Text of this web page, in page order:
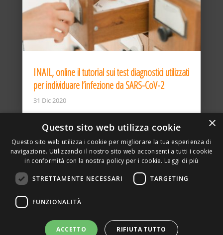
INAIL, online il tutorial sui test diagnostici utilizzati
per individuare l’infezione da SARS-CoV-2
31 Dic 2020
DELLA TORRE, 15 – 20127 – MILANO – P. IVA
SITO REALIZZATO DA GRAFICAEFOTO WEB AGENCY –
×
Questo sito web utilizza cookie
Questo sito web utilizza i cookie per migliorare la tua esperienza di
navigazione. Utilizzando il nostro sito web acconsenti a tutti i cookie
in conformità con la nostra policy per i cookie. Leggi di più
STRETTAMENTE NECESSARI TARGETING
FUNZIONALITÀ
ACCETTO RIFIUTA TUTTO